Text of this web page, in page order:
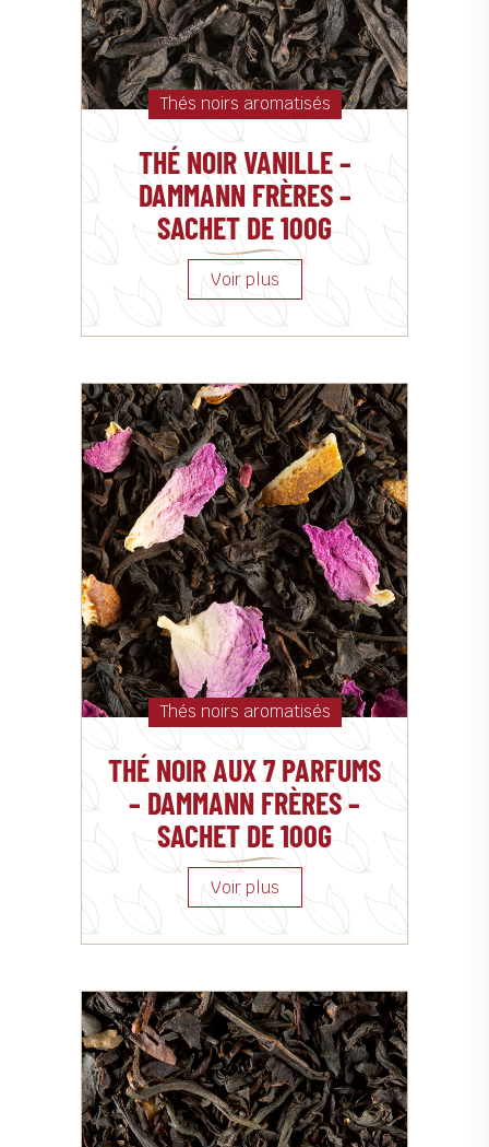
Thés noirs aromatisés
THÉ NOIR VANILLE –
DAMMANN FRÈRES –
SACHET DE 100G
Thés noirs aromatisés
THÉ NOIR AUX 7 PARFUMS
– DAMMANN FRÈRES –
SACHET DE 100G